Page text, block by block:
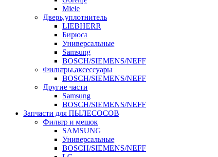
Miele
Дверь,уплотнитель
LIEBHERR
Бирюса
Универсальные
Samsung
BOSCH/SIEMENS/NEFF
Фильтры,аксессуары
BOSCH/SIEMENS/NEFF
Другие части
Samsung
BOSCH/SIEMENS/NEFF
Запчасти для ПЫЛЕСОСОВ
Фильтр и мешок
SAMSUNG
Универсальные
BOSCH/SIEMENS/NEFF